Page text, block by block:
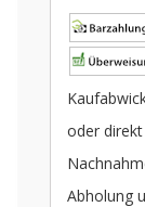
oder
Abholung